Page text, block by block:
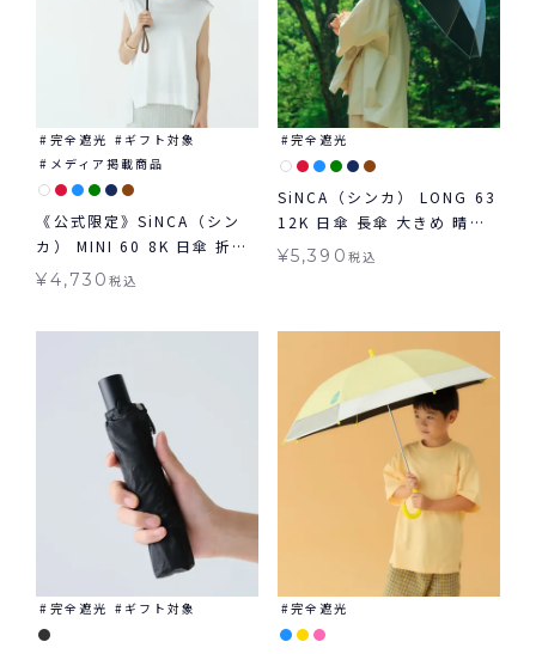
完全遮光
ギフト対象
メディア掲載商品
《公式限定》SiNCA（シン
カ） MINI 60 8K 日傘 折り
たたみ 晴雨兼用 ギフト対象
¥4,730税込
完全遮光
SiNCA（シンカ） LONG 63
12K 日傘 長傘 大きめ 晴雨
兼用
¥5,390 税込
完全遮光 ギフト対象 完全遮光